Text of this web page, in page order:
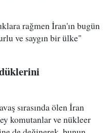
rağmen İran'ın bugün
ve saygın bir ülke"
sırasında ölen İran
komutanlar ve nükleer